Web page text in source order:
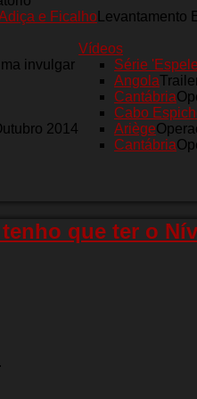
e Ficalho Levantamento
Vídeos
invulgar
2014
Série
Angola
Cantábria
Cabo
Ariège
Cantábria
que ter o